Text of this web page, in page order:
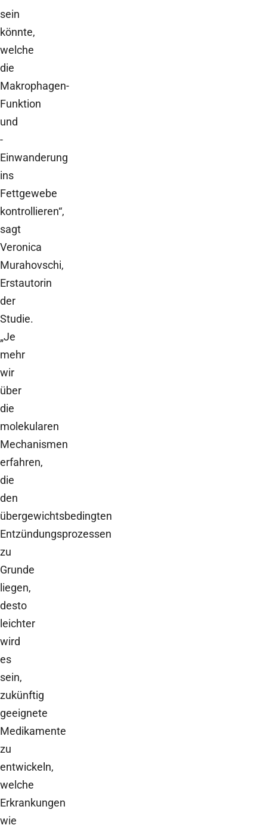
sein
könnte,
welche
die
Makrophagen-
Funktion
und
-
Einwanderung
ins
Fettgewebe
kontrollieren“,
sagt
Veronica
Murahovschi,
Erstautorin
der
Studie.
„Je
mehr
wir
über
die
molekularen
Mechanismen
erfahren,
die
den
übergewichtsbedingten
Entzündungsprozessen
zu
Grunde
liegen,
desto
leichter
wird
es
sein,
zukünftig
geeignete
Medikamente
zu
entwickeln,
welche
Erkrankungen
wie